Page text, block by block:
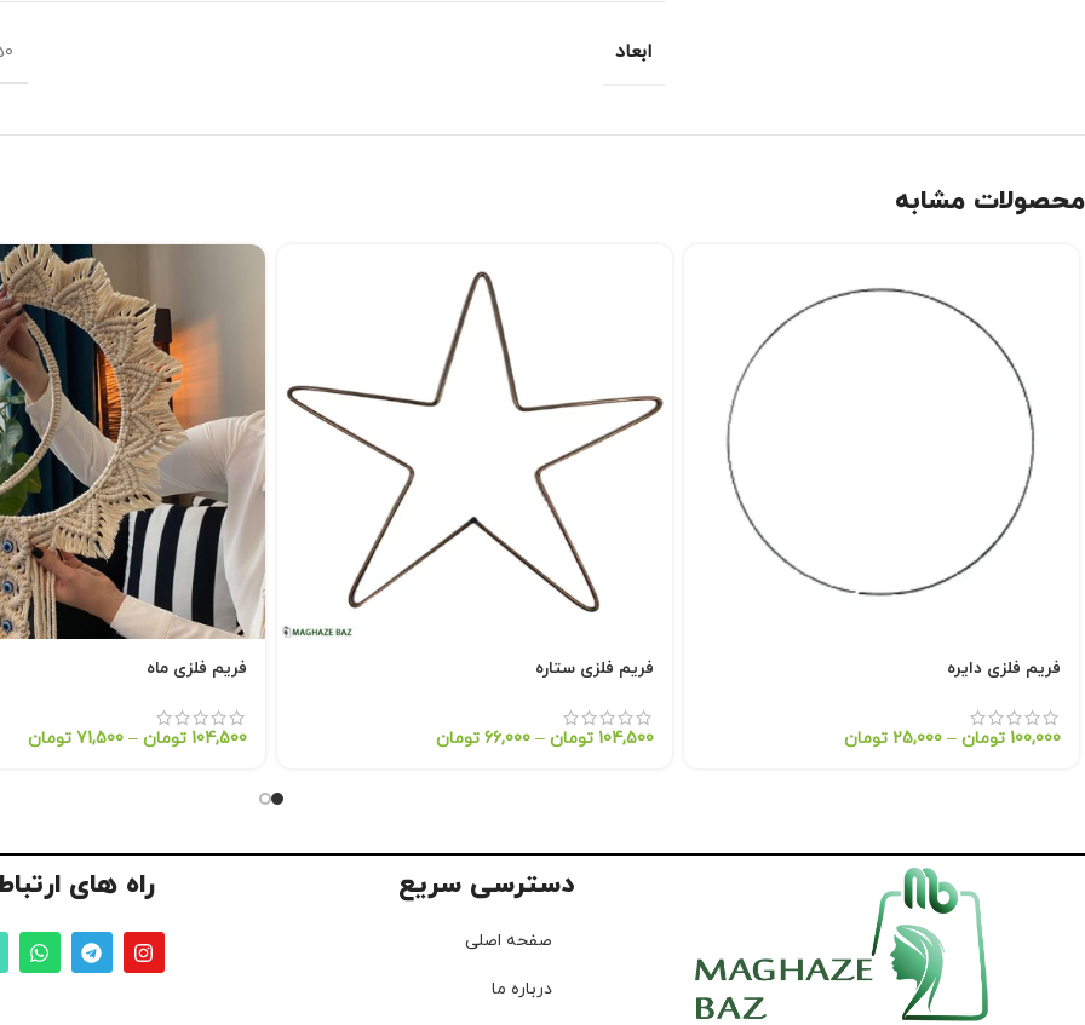
ابعاد 50 × 4
محصولات مشابه
فریم فلزی دایره
100,000 تومان –
25,000 تومان
فریم فلزی ستاره
104,500 تومان –
66,000 تومان
فریم فلزی ماه
104,500 تومان –
71,500 تومان
دسترسی سریع
صفحه اصلی
درباره ما
راه های